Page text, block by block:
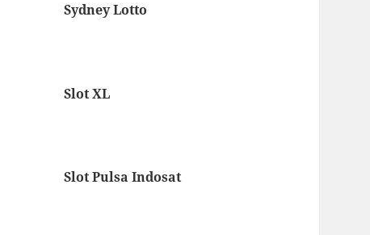
Sydney Lotto
Slot XL
Slot Pulsa Indosat